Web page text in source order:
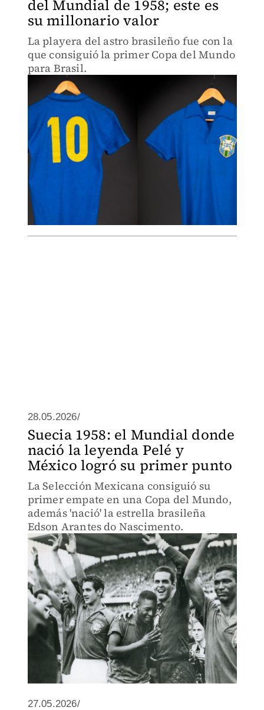
del Mundial de 1958; este es
su millonario valor
La playera del astro brasileño fue con la
que consiguió la primer Copa del Mundo
para Brasil.
28.05.2026/
Suecia 1958: el Mundial donde
nació la leyenda Pelé y
México logró su primer punto
La Selección Mexicana consiguió su
primer empate en una Copa del Mundo,
además 'nació' la estrella brasileña
Edson Arantes do Nascimento.
27.05.2026/